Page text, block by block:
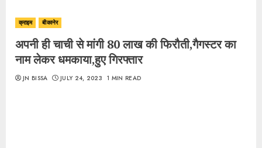
क्राइम बीकानेर
अपनी ही चाची से मांगी 80 लाख की फिरौती,गैगस्टर का
नाम लेकर धमकाया,हुए गिरफ्तार
JN BISSA JULY 24, 2023 1 MIN READ